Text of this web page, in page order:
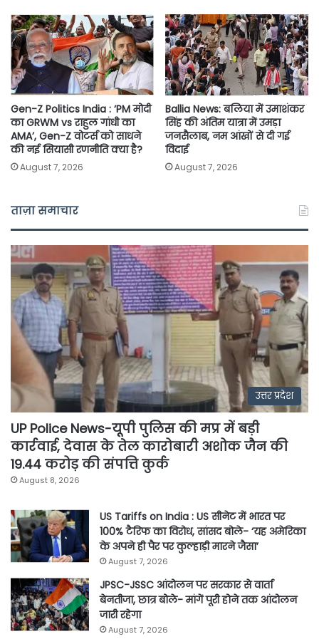
Gen-Z Politics India : ‘PM मोदी
का GRWM vs राहुल गांधी का
AMA’, Gen-Z वोटर्स को साधने
की नई सियासी रणनीति क्या है?
August 7, 2026
Ballia News: बलिया में उमाशंकर
सिंह की अंतिम यात्रा में उमड़ा
जनसैलाब, नम आंखों से दी गई
विदाई
August 7, 2026
ताज़ा समाचार
उत्तर प्रदेश
UP Police News-यूपी पुलिस की मप्र में बड़ी
कार्रवाई, देवास के तेल कारोबारी अशोक जैन की
19.44 करोड़ की संपत्ति कुर्क
August 8, 2026
US Tariffs on India : US सीनेट में भारत पर
100% टैरिफ का विरोध, सांसद बोले- ‘यह अमेरिका
के अपने ही पैर पर कुल्हाड़ी मारने जैसा’
August 7, 2026
JPSC-JSSC आंदोलन पर सरकार से वार्ता
बेनतीजा, छात्र बोले- मांगें पूरी होने तक आंदोलन
जारी रहेगा
August 7, 2026